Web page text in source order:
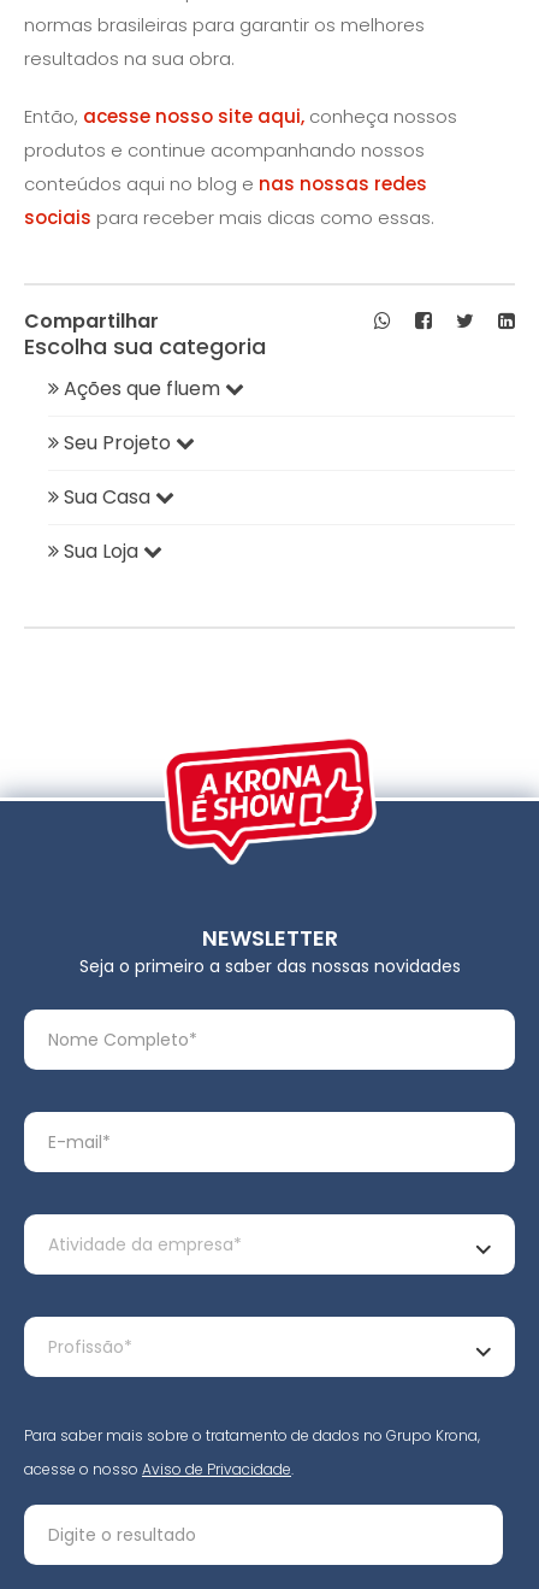
normas brasileiras para garantir os melhores
resultados na sua obra.
Então, acesse nosso site aqui, conheça nossos
produtos e continue acompanhando nossos
conteúdos aqui no blog e nas nossas redes
sociais para receber mais dicas como essas.
Compartilhar
Escolha sua categoria
Ações que fluem
Seu Projeto
Sua Casa
Sua Loja
NEWSLETTER
Seja o primeiro a saber das nossas novidades
Para saber mais sobre o tratamento de dados no Grupo Krona,
acesse o nosso Aviso de Privacidade.